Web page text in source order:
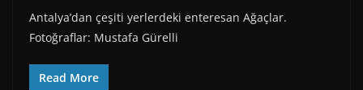
Antalya’dan çeşiti yerlerdeki enteresan Ağaçlar.
Fotoğraflar: Mustafa Gürelli
Read More